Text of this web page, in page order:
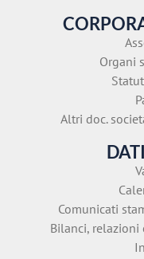
Organi
Altri doc.
Comunicati
Bilanci,